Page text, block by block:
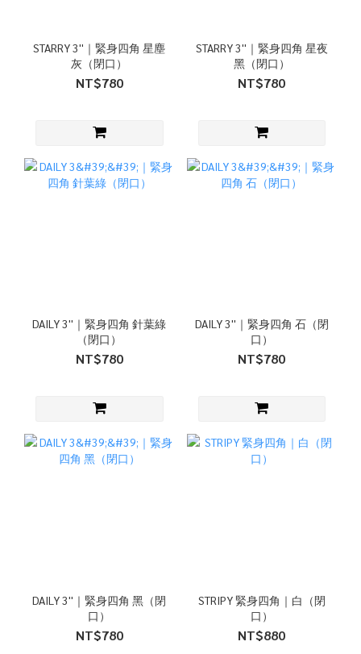
STARRY 3''｜緊身四角 星塵
灰（閉口）
NT$780
STARRY 3''｜緊身四角 星夜
黑（閉口）
NT$780
DAILY 3''｜緊身四角 針葉綠
（閉口）
NT$780
DAILY 3''｜緊身四角 石（閉
口）
NT$780
DAILY 3''｜緊身四角 黑（閉
口）
NT$780
STRIPY 緊身四角｜白（閉
口）
NT$880